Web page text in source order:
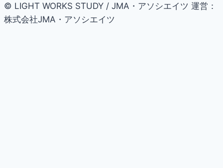
© LIGHT WORKS STUDY / JMA・アソシエイツ 運営：
株式会社JMA・アソシエイツ